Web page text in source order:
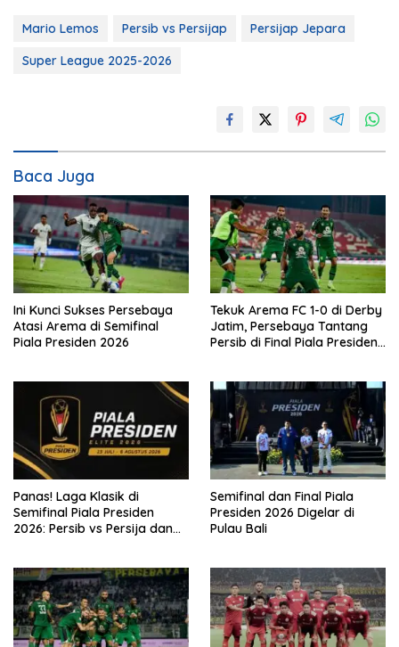
Mario Lemos Persib vs Persijap
Persijap Jepara
Super League 2025-2026
Baca Juga
Ini Kunci Sukses Persebaya
Atasi Arema di Semifinal
Piala Presiden 2026
Tekuk Arema FC 1-0 di Derby
Jatim, Persebaya Tantang
Persib di Final Piala Presiden
Panas! Laga Klasik di
Semifinal Piala Presiden
2026: Persib vs Persija dan
Semifinal dan Final Piala
Presiden 2026 Digelar di
Pulau Bali